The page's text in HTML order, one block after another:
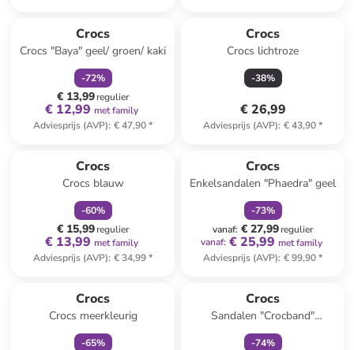
Crocs
Crocs "Baya" geel/ groen/ kaki
-72%
€ 13,99regulier
€ 12,99 met family
Adviesprijs (AVP): € 47,90*
Crocs
Crocs lichtroze
-38%
€ 26,99
Adviesprijs (AVP): € 43,90*
Crocs
Crocs blauw
-60%
€ 15,99regulier
€ 13,99 met family
Adviesprijs (AVP): € 34,99*
Crocs
Enkelsandalen "Phaedra" geel
-73%
vanaf: € 27,99regulier
vanaf: € 25,99 met family
Adviesprijs (AVP): € 99,90*
Crocs
Crocs meerkleurig
-65%
Crocs
Sandalen "Crocband"
oranje/paars
-74%